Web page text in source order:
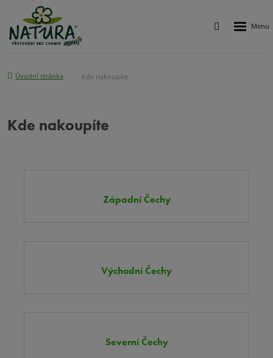
Vyhledávání
Úvodní stránka Kde nakoupíte
Kde nakoupíte
Západní Čechy
Východní Čechy
Severní Čechy